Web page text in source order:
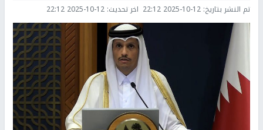
تم النشر بتاريخ: 2025-10-12 22:12 اخر تحديث: 2025-10-12 22:12